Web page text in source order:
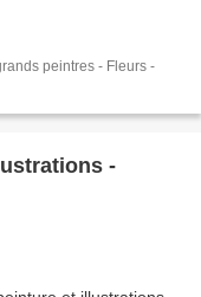
peintres - Fleurs -
-